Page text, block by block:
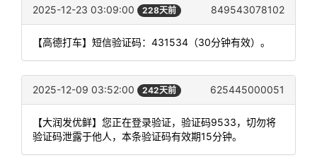
2025-12-23 03:09:00 228天前 849543078102
【高德打车】短信验证码：431534（30分钟有效）。
2025-12-09 03:52:00 242天前 625445000051
【大润发优鲜】您正在登录验证，验证码9533，切勿将
验证码泄露于他人，本条验证码有效期15分钟。